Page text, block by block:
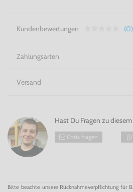
Kundenbewertungen (0)
Zahlungsarten
Versand
Hast Du Fragen zu
Chris fragen
Bitte beachte unsere Rücknahmeverpflichtung für